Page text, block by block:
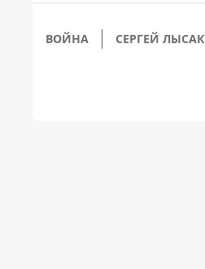
ВОЙНА СЕРГЕЙ ЛЫСАК